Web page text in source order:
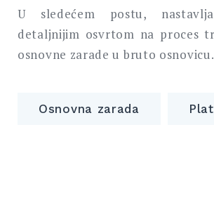
U sledećem postu,
detaljnijim osvrtom na proces
osnovne zarade u bruto
Osnovna zarada